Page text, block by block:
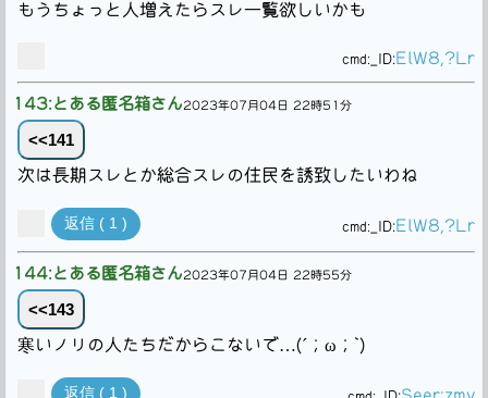
もうちょっと人増えたらスレ一覧欲しいかも
cmd: _ID:ElW8,?Lr
143:とある匿名箱さん2023年07月04日 22時51分
<<141
次は長期スレとか総合スレの住民を誘致したいわね
返信 ( 1 ) cmd: _ID:ElW8,?Lr
144:とある匿名箱さん2023年07月04日 22時55分
<<143
寒いノリの人たちだからこないで…(´；ω；`)
返信 ( 1 ) cmd: Seer:zmy